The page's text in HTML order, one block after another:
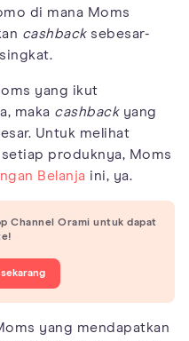
di mana Moms
cashbacksebesar-
yang ikut
maka cashbackyang
Untuk melihat
produknya, Moms
Belanja ini, ya.
Channel Orami untuk dapat
yang mendapatkan